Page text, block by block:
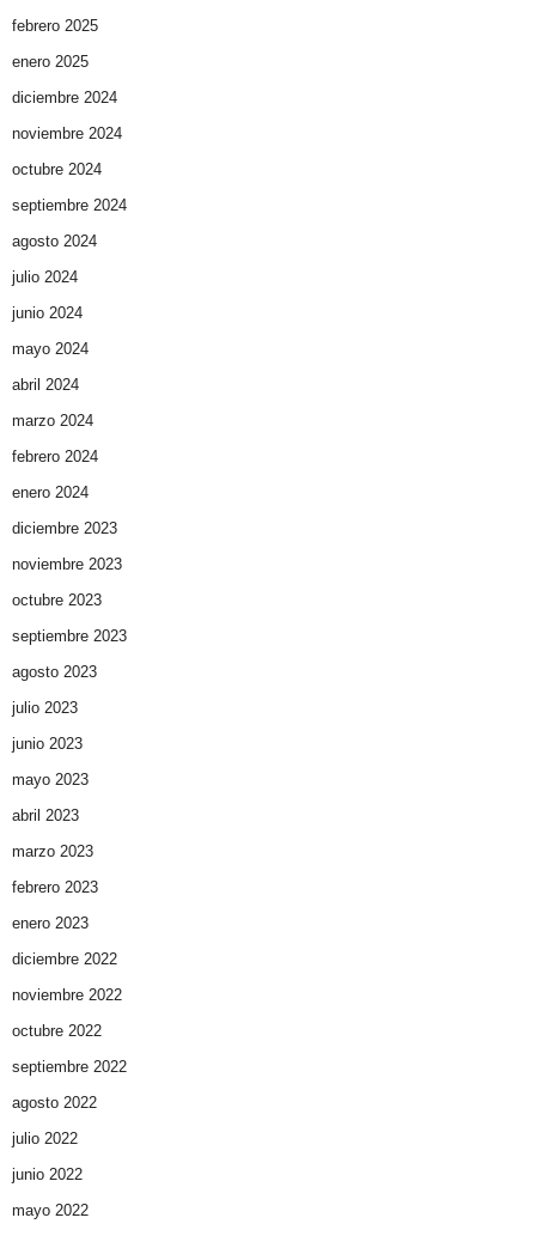
febrero 2025
enero 2025
diciembre 2024
noviembre 2024
octubre 2024
septiembre 2024
agosto 2024
julio 2024
junio 2024
mayo 2024
abril 2024
marzo 2024
febrero 2024
enero 2024
diciembre 2023
noviembre 2023
octubre 2023
septiembre 2023
agosto 2023
julio 2023
junio 2023
mayo 2023
abril 2023
marzo 2023
febrero 2023
enero 2023
diciembre 2022
noviembre 2022
octubre 2022
septiembre 2022
agosto 2022
julio 2022
junio 2022
mayo 2022